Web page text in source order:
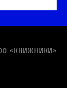
«КНИЖНИКИ»